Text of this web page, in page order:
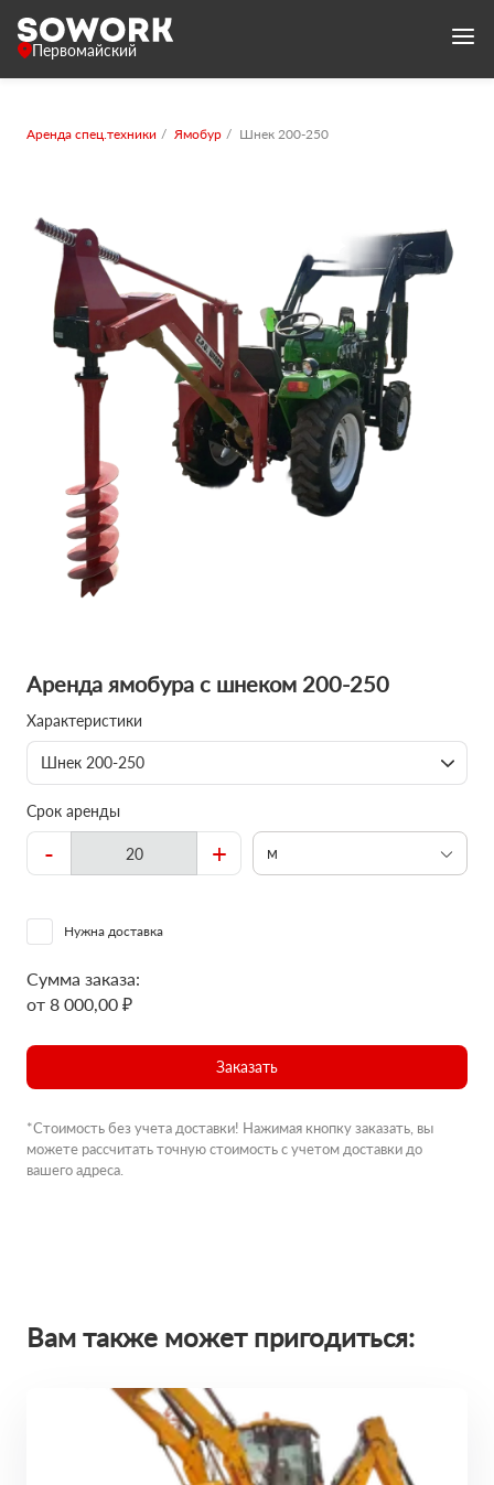
Первомайский
Аренда спец.техники Ямобур Шнек 200-250
Аренда ямобура с шнеком 200-250
Характеристики
Шнек 200-250
Срок аренды
- + м
Нужна доставка
Сумма заказа:
от 8 000,00 ₽
Заказать
*Стоимость без учета доставки! Нажимая кнопку заказать, вы
можете рассчитать точную стоимость с учетом доставки до
вашего адреса.
Вам также может пригодиться: